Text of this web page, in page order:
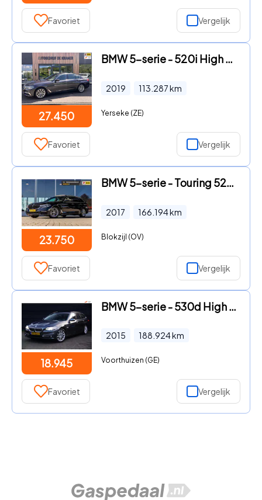
Favoriet Vergelijk
27.450
BMW 5-serie - 520i High Executive
2019 113.287km
Yerseke (ZE)
Favoriet Vergelijk
23.750
BMW 5-serie - Touring 520i High Executive M-Sport | Pano | Camera
2017 166.194km
Blokzijl (OV)
Favoriet Vergelijk
18.945
BMW 5-serie - 530d High Executive | Pano | Trekhaak | Adapt. onderstel | G
2015 188.924km
Voorthuizen (GE)
Favoriet Vergelijk